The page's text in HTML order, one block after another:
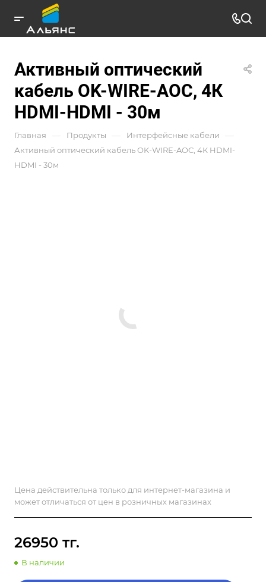
Активный оптический
кабель OK-WIRE-AOC, 4К
HDMI-HDMI - 30м
Главная — Продукты — Интерфейсные кабели —
Активный оптический кабель OK-WIRE-AOC, 4К HDMI-
HDMI - 30м
Цена действительна только для интернет-магазина и
может отличаться от цен в розничных магазинах
26950 тг.
В наличии